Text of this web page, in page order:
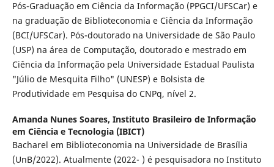
Pós-Graduação em Ciência da Informação (PPGCI/UFSCar) e
na graduação de Biblioteconomia e Ciência da Informação
(BCI/UFSCar). Pós-doutorado na Universidade de São Paulo
(USP) na área de Computação, doutorado e mestrado em
Ciência da Informação pela Universidade Estadual Paulista
"Júlio de Mesquita Filho" (UNESP) e Bolsista de
Produtividade em Pesquisa do CNPq, nível 2.
Amanda Nunes Soares, Instituto Brasileiro de Informação
em Ciência e Tecnologia (IBICT)
Bacharel em Biblioteconomia na Universidade de Brasília
(UnB/2022). Atualmente (2022- ) é pesquisadora no Instituto